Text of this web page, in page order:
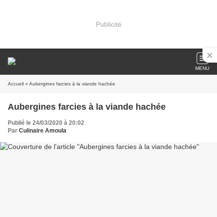
Publicité
MENU
Accueil » Aubergines farcies à la viande hachée
Aubergines farcies à la viande hachée
Publié le 24/03/2020 à 20:02
Par Culinaire Amoula